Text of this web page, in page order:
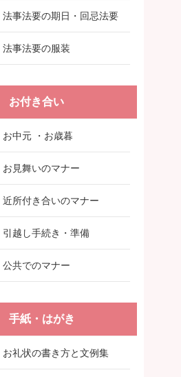
法事法要の期日・回忌法要
法事法要の服装
お付き合い
お中元 ・お歳暮
お見舞いのマナー
近所付き合いのマナー
引越し手続き・準備
公共でのマナー
手紙・はがき
お礼状の書き方と文例集